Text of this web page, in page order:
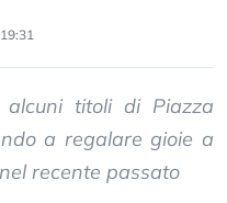
titoli di Piazza
a regalare gioie a
recente passato